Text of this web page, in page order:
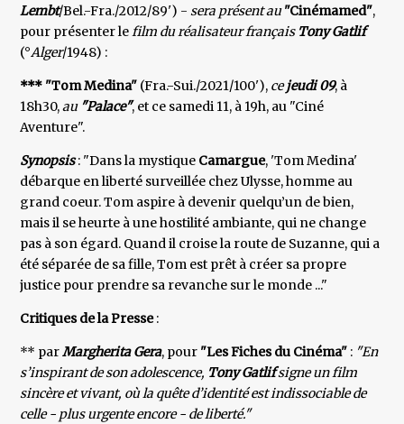
Lembt/Bel.-Fra./2012/89') -sera présent au"Cinémamed",
pour présenter lefilm du réalisateur français Tony Gatlif
(°Alger/1948) :
*** "Tom Medina" (Fra.-Sui./2021/100'), cejeudi 09, à
18h30,au"Palace", et ce samedi 11, à 19h, au "Ciné
Aventure".
Synopsis: "Dans la mystique Camargue, 'Tom Medina'
débarque en liberté surveillée chez Ulysse, homme au
grand coeur. Tom aspire à devenir quelqu’un de bien,
mais il se heurte à une hostilité ambiante, qui ne change
pas à son égard. Quand il croise la route de Suzanne, qui a
été séparée de sa fille, Tom est prêt à créer sa propre
justice pour prendre sa revanche sur le monde ..."
Critiques de la Presse:
** parMargherita Gera, pour "Les Fiches du Cinéma" : "En
s’inspirant de son adolescence, Tony Gatlifsigne un film
sincère et vivant, où la quête d’identité est indissociable de
celle - plus urgente encore - de liberté."